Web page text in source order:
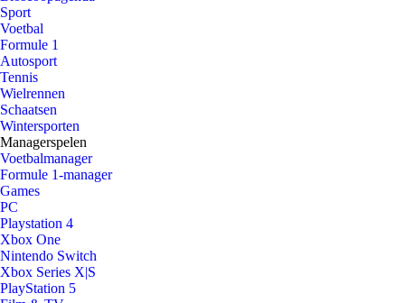
Sport
Voetbal
Formule 1
Autosport
Tennis
Wielrennen
Schaatsen
Wintersporten
Managerspelen
Voetbalmanager
Formule 1-manager
Games
PC
Playstation 4
Xbox One
Nintendo Switch
Xbox Series X|S
PlayStation 5